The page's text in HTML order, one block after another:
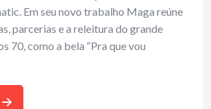
Em seu novo trabalho Maga reúne
parcerias e a releitura do grande
70, como a bela “Pra que vou